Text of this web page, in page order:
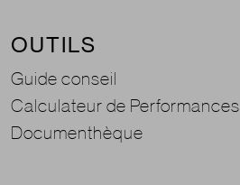
OUTILS
Guide conseil
Calculateur de Performances
Documenthèque